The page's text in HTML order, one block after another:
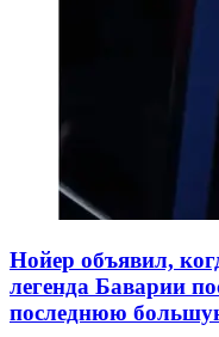
Нойер объявил,
легенда Баварии
последнюю